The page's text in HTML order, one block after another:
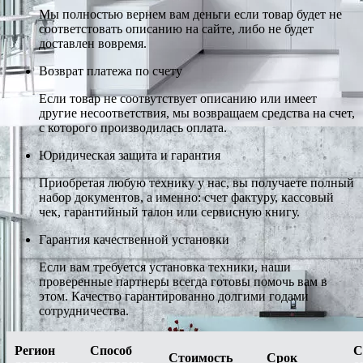
Мы полностью вернем вам деньги если товар будет не
соответстовать описанию на сайте, либо не будет
доставлен вовремя.
Возврат платежа по счету
Если товар не соотвутствует описанию или имеет
другие несоответствия, мы возвращаем средства на счет,
с которого производилась оплата.
Юридическая защита и гарантия
Приобретая любую технику у нас, вы получаете полный
набор документов, а именно: счет фактуру, кассовый
чек, гарантийный талон или сервисную книгу.
Гарантия качественной установки
Если вам требуется установка техники, наши
проверенные партнеры всегда готовы помочь вам в
этом. Качество гарантированно долгими годами
сотрудничества.
Регион
Способ
Стоимость Срок